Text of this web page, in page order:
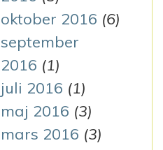
oktober 2016 (6)
september
2016 (1)
juli 2016 (1)
maj 2016 (3)
mars 2016 (3)